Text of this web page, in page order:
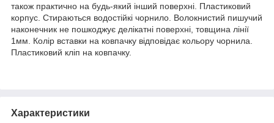
також практично на будь-який інший поверхні. Пластиковий
корпус. Стираються водостійкі чорнило. Волокнистий пишучий
наконечник не пошкоджує делікатні поверхні, товщина лінії
1мм. Колір вставки на ковпачку відповідає кольору чорнила.
Пластиковий кліп на ковпачку.
Характеристики